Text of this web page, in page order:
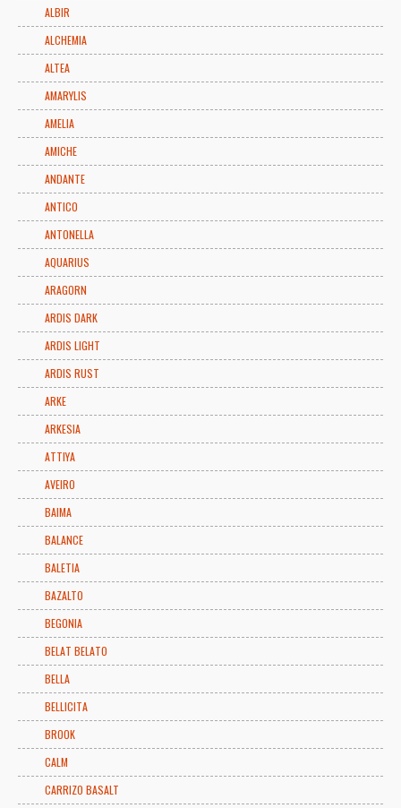
ALBIR
ALCHEMIA
ALTEA
AMARYLIS
AMELIA
AMICHE
ANDANTE
ANTICO
ANTONELLA
AQUARIUS
ARAGORN
ARDIS DARK
ARDIS LIGHT
ARDIS RUST
ARKE
ARKESIA
ATTIYA
AVEIRO
BAIMA
BALANCE
BALETIA
BAZALTO
BEGONIA
BELAT BELATO
BELLA
BELLICITA
BROOK
CALM
CARRIZO BASALT